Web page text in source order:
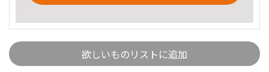
欲しいものリストに追加